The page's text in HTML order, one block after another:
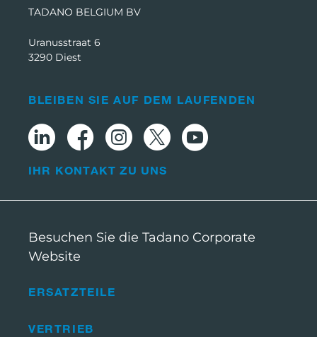
TADANO BELGIUM BV
Uranusstraat 6
3290 Diest
ERSATZTEILE
VERTRIEB
BLEIBEN SIE AUF DEM LAUFENDEN
IHR KONTAKT ZU UNS
Besuchen Sie die Tadano Corporate
Website